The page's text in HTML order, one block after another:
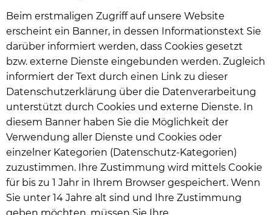
Beim erstmaligen Zugriff auf unsere Website
erscheint ein Banner, in dessen Informationstext Sie
darüber informiert werden, dass Cookies gesetzt
bzw. externe Dienste eingebunden werden. Zugleich
informiert der Text durch einen Link zu dieser
Datenschutzerklärung über die Datenverarbeitung
unterstützt durch Cookies und externe Dienste. In
diesem Banner haben Sie die Möglichkeit der
Verwendung aller Dienste und Cookies oder
einzelner Kategorien (Datenschutz-Kategorien)
zuzustimmen. Ihre Zustimmung wird mittels Cookie
für bis zu 1 Jahr in Ihrem Browser gespeichert. Wenn
Sie unter 14 Jahre alt sind und Ihre Zustimmung